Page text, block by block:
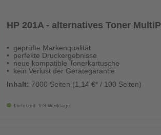
HP 201A - alternatives Toner
geprüfte Markenqualität
perfekte Druckergebnisse
neue kompatible Tonerkartusche
kein Verlust der Gerätegarantie
Inhalt: 7800 Seiten (1,14 €* / 100 Seiten)
Lieferzeit: 1-3 Werktage